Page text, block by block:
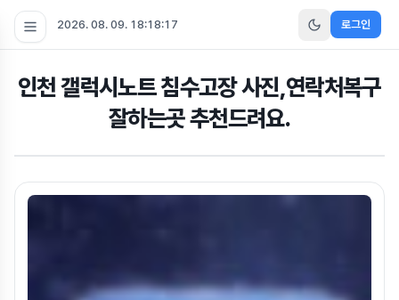
2026. 08. 09. 18:18:18 로그인
인천 갤럭시노트 침수고장 사진,연락처복구
잘하는곳 추천드려요.